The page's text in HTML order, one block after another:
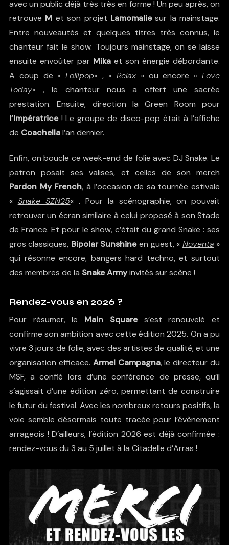
avec un public déjà très très en forme ! Un peu après, on
retrouve M et son projet Lamomaliesur la mainstage.
Entre nouveautés et quelques titres très connus, le
chanteur fait le show. Toujours mainstage, on se laisse
ensuite envoûter par Mika et son énergie débordante.
A coup de «Lollipop« , « Relax» ou encore «Love
Today« , le chanteur nous a offert une sacrée
prestation. Ensuite, direction la Green Room pour
l’Impératrice! Le groupe de disco-pop était à l’affiche
de Coachellal’an dernier.
Enfin, on boucle ce week-end de folie avec DJ Snake. Le
patron posait ses valises, et celles de son merch
Pardon My French, à l’occasion de sa tournée estivale
« Snake SZN25« . Pour la scénographie, on pouvait
retrouver un écran similaire à celui proposé à son Stade
de France. Et pour le show, c’était du grand Snake : ses
gros classiques, Bipolar Sunshineen guest, « Noventa »
qui résonne encore, bangers hard techno, et surtout
des membres de la Snake Armyinvités sur scène !
Rendez-vous en 2026 ?
Pour résumer, le Main Squares’est renouvelé et
confirme son ambition avec cette édition 2025. On a pu
vivre 3 jours de folie, avec des artistes de qualité, et une
organisation efficace. Armel Campagna, le directeur du
MSF, a confié lors d’une conférence de presse, qu’il
s’agissait d’une édition zéro, permettant de construire
le futur du festival. Avec les nombreux retours positifs, la
voie semble désormais toute tracée pour l’évènement
arrageois ! D’ailleurs, l’édition 2026 est déjà confirmée :
rendez-vous du 3 au 5 juillet à la Citadelle d’Arras !